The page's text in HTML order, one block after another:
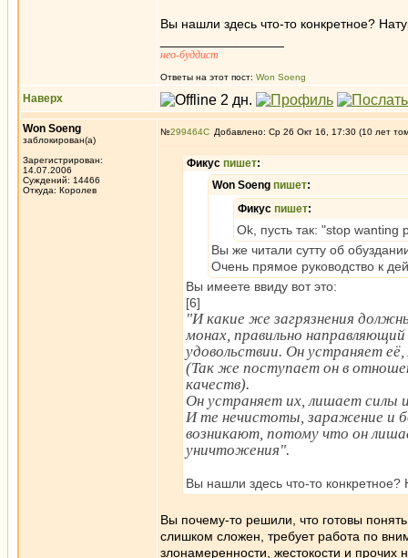
Вы нашли здесь что-то конкретное?
нео-буддист
Ответы на этот пост: Won Soeng
Наверх
Won Soeng
заблокирован(а)
Зарегистрирован:
14.07.2006
Суждений: 14466
Откуда: Королев
№299464 Добавлено: Ср 26 Окт 16, 17:30 (10 лет
Фикус пишет:
Won Soeng пишет:
Фикус пишет:
Ok, пусть так: "stop wanting
Вы же читали сутту об
Очень прямое руководство к
Вы имеете ввиду вот это:
[6]
"И какие же загрязнения
монах, правильно
удовольствии. Он устраняет
(Так же поступает он в
качеств).
Он устраняет их, лишает силы
И те нечистоты, заражение и
возникают, потому что он
уничтожения".
Вы нашли здесь что-то
Вы почему-то решили, что готовы
слишком сложен, требует работа по
злонамеренности, жестокости и прочих